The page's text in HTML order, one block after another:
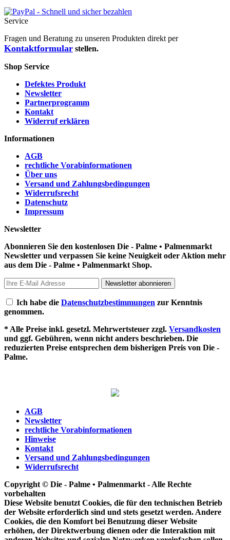
Service
Fragen und Beratung zu unseren Produkten direkt per
Kontaktformular stellen.
Shop Service
Defektes Produkt
Newsletter
Partnerprogramm
Kontakt
Widerruf erklären
Informationen
AGB
rechtliche Vorabinformationen
Über uns
Versand und Zahlungsbedingungen
Widerrufsrecht
Datenschutz
Impressum
Newsletter
Abonnieren Sie den kostenlosen Die - Palme • Palmenmarkt
Newsletter und verpassen Sie keine Neuigkeit oder Aktion mehr
aus dem Die - Palme • Palmenmarkt Shop.
Newsletter abonnieren
Ich habe die Datenschutzbestimmungen zur Kenntnis
genommen.
* Alle Preise inkl. gesetzl. Mehrwertsteuer zzgl. Versandkosten
und ggf. Gebühren, wenn nicht anders beschrieben. Die
reduzierten Preise entsprechen dem bisherigen Preis von Die -
Palme.
AGB
Newsletter
rechtliche Vorabinformationen
Hinweise
Kontakt
Versand und Zahlungsbedingungen
Widerrufsrecht
Copyright © Die - Palme • Palmenmarkt - Alle Rechte
vorbehalten
Diese Website benutzt Cookies, die für den technischen Betrieb
der Website erforderlich sind und stets gesetzt werden. Andere
Cookies, die den Komfort bei Benutzung dieser Website
erhöhen, der Direktwerbung dienen oder die Interaktion mit